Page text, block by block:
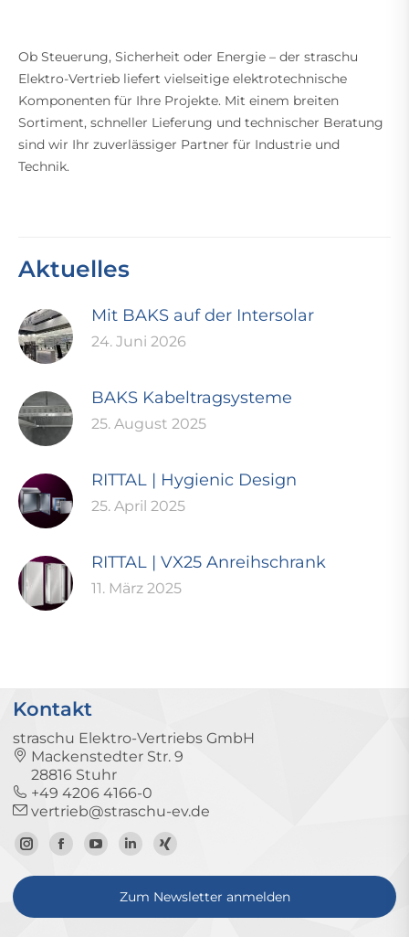
Ob Steuerung, Sicherheit oder Energie – der straschu
Elektro-Vertrieb liefert vielseitige elektrotechnische
Komponenten für Ihre Projekte. Mit einem breiten
Sortiment, schneller Lieferung und technischer Beratung
sind wir Ihr zuverlässiger Partner für Industrie und
Technik.
Aktuelles
Mit BAKS auf der Intersolar
24. Juni 2026
BAKS Kabeltragsysteme
25. August 2025
RITTAL | Hygienic Design
25. April 2025
RITTAL | VX25 Anreihschrank
11. März 2025
Kontakt
straschu Elektro-Vertriebs GmbH
Mackenstedter Str. 9
28816 Stuhr
+49 4206 4166-0
vertrieb@straschu-ev.de
Zum
Instagram-
Zur
Facebook-
Zum
YouTube-
Kanal
Zum
LinkedIn-
Profil
Zum
Xing-
Profil
Zum Newsletter anmelden